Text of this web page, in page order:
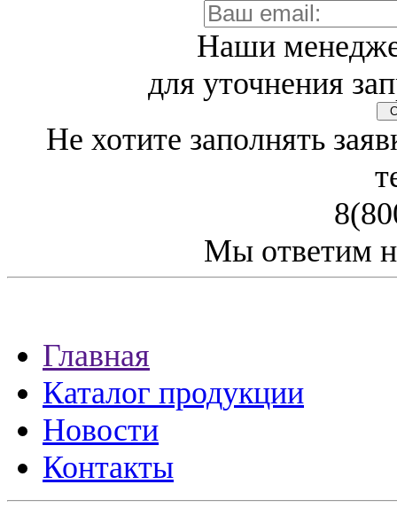
Наши
для уточнения
Не хотите заполнять
Мы ответим
Главная
Каталог продукции
Новости
Контакты